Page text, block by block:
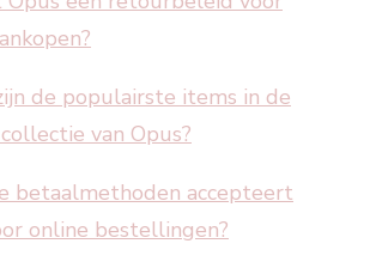
de populairste items in de
van Opus?
betaalmethoden accepteert
online bestellingen?